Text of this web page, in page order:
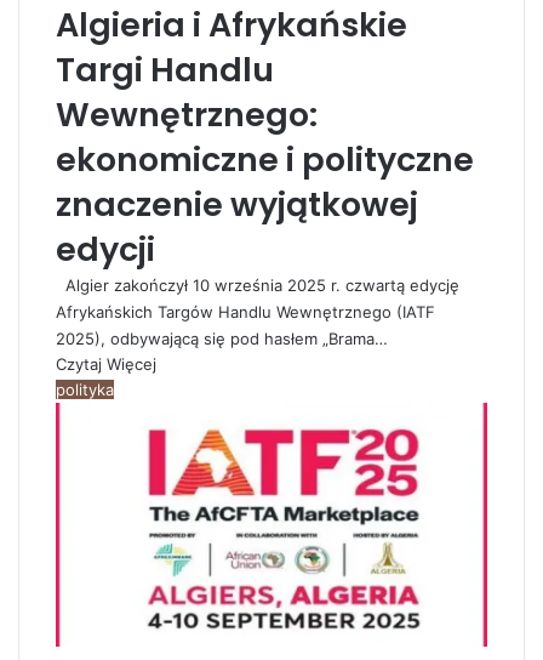
Algieria i Afrykańskie
Targi Handlu
Wewnętrznego:
ekonomiczne i polityczne
znaczenie wyjątkowej
edycji
Algier zakończył 10 września 2025 r. czwartą edycję
Afrykańskich Targów Handlu Wewnętrznego (IATF
2025), odbywającą się pod hasłem „Brama…
Czytaj Więcej
polityka